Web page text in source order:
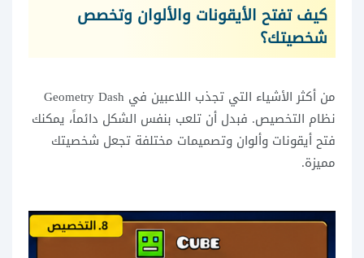
كيف تفتح الأيقونات والألوان وتخصص
شخصيتك؟
من أكثر الأشياء التي تجذب اللاعبين في Geometry Dash
نظام التخصيص. فبدل أن تلعب بنفس الشكل دائماً، يمكنك
فتح أيقونات وألوان وتصميمات مختلفة تجعل شخصيتك
مميزة.